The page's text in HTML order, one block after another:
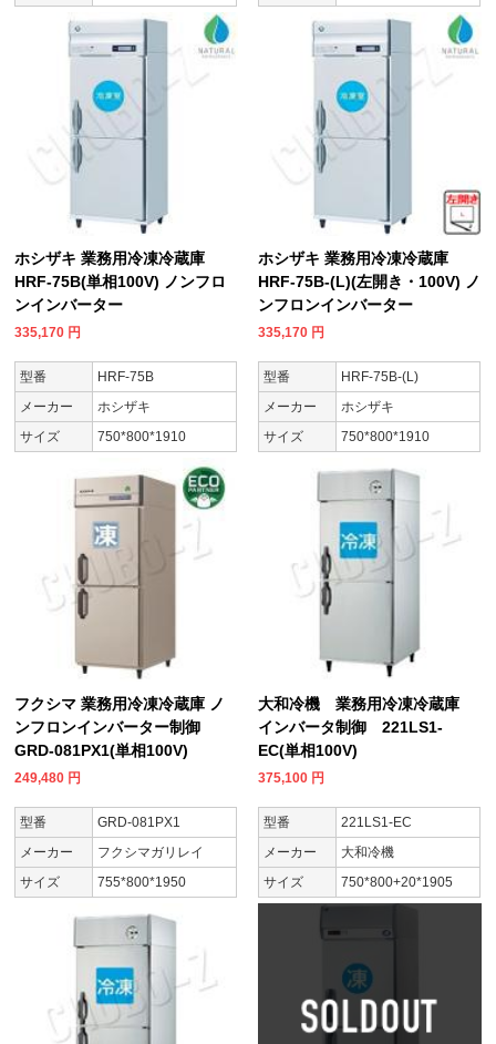
ホシザキ 業務用冷凍冷蔵庫
HRF-75B(単相100V) ノンフロ
ンインバーター
335,170 円
型番
HRF-75B
メーカー
ホシザキ
サイズ
750*800*1910
ホシザキ 業務用冷凍冷蔵庫
HRF-75B-(L)(左開き・100V) ノ
ンフロンインバーター
335,170 円
型番
HRF-75B-(L)
メーカー
ホシザキ
サイズ
750*800*1910
フクシマ 業務用冷凍冷蔵庫 ノ
ンフロンインバーター制御
GRD-081PX1(単相100V)
249,480 円
型番
GRD-081PX1
メーカー
フクシマガリレイ
サイズ
755*800*1950
大和冷機 業務用冷凍冷蔵庫
インバータ制御 221LS1-
EC(単相100V)
375,100 円
型番
221LS1-EC
メーカー
大和冷機
サイズ
750*800+20*1905